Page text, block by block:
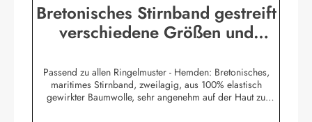
Bretonisches Stirnband gestreift
verschiedene Größen und
Passend zu allen Ringelmuster - Hemden: Bretonisches,
maritimes Stirnband, zweilagig, aus 100% elastisch
gewirkter Baumwolle, sehr angenehm auf der Haut zu